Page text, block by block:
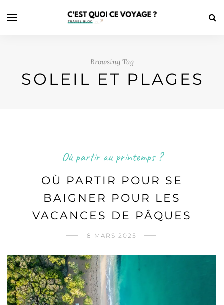
Browsing Tag
SOLEIL ET PLAGES
Où partir au printemps ?
OÙ PARTIR POUR SE
BAIGNER POUR LES
VACANCES DE PÂQUES
8 MARS 2025